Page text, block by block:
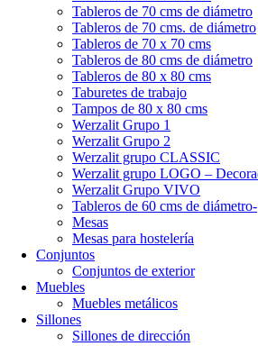
Tableros de 70 cms de diámetro
Tableros de 70 cms. de diámetro
Tableros de 70 x 70 cms
Tableros de 80 cms de diámetro
Tableros de 80 x 80 cms
Taburetes de trabajo
Tampos de 80 x 80 cms
Werzalit Grupo 1
Werzalit Grupo 2
Werzalit grupo CLASSIC
Werzalit grupo LOGO –
Werzalit Grupo VIVO
Tableros de 60 cms de diámetro-
Mesas
Mesas para hostelería
Conjuntos
Conjuntos de exterior
Muebles
Muebles metálicos
Sillones
Sillones de dirección